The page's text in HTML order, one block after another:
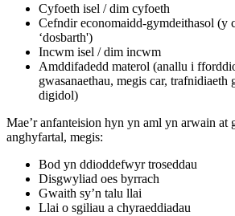
Cyfoeth isel / dim cyfoeth
Cefndir economaidd-gymdeithasol (y
‘dosbarth')
Incwm isel / dim incwm
Amddifadedd materol (anallu i
gwasanaethau, megis car, trafnidiaeth
digidol)
Mae’r anfanteision hyn yn aml yn arwain at
anghyfartal, megis:
Bod yn ddioddefwyr troseddau
Disgwyliad oes byrrach
Gwaith sy’n talu llai
Llai o sgiliau a chyraeddiadau